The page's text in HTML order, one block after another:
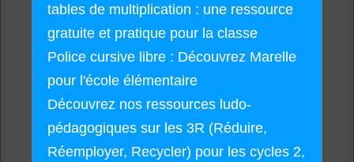
tables de multiplication : une ressource
gratuite et pratique pour la classe
Police cursive libre : Découvrez Marelle
pour l'école élémentaire
Découvrez nos ressources ludo-
pédagogiques sur les 3R (Réduire,
Réemployer, Recycler) pour les cycles 2,